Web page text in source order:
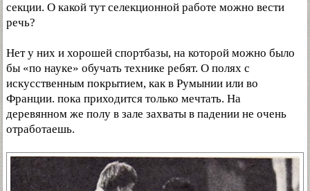
секции. О какой тут селекционной работе можно вести
речь?
Нет у них и хорошей спортбазы, на которой можно было
бы «по науке» обучать технике ребят. О полях с
искусственным покрытием, как в Румынии или во
Франции. пока приходится только мечтать. На
деревянном же полу в зале захваты в падении не очень
отработаешь.